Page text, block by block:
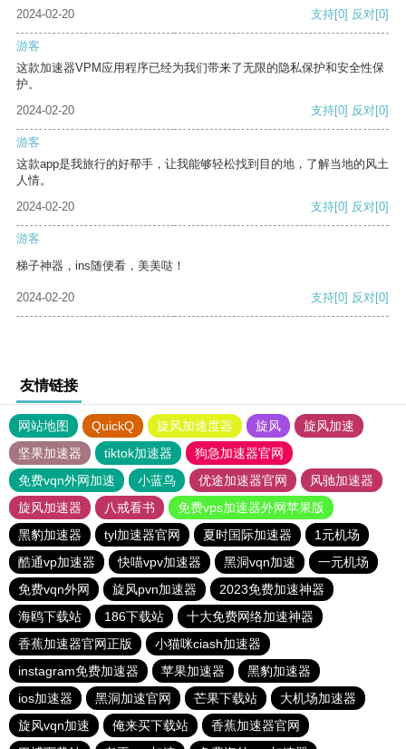
2024-02-20 支持[0] 反对[0]
游客
这款加速器VPM应用程序已经为我们带来了无限的隐私保护和安全性保
护。
2024-02-20
支持[0] 反对[0]
游客
这款app是我旅行的好帮手，让我能够轻松找到目的地，了解当地的风土
人情。
2024-02-20
支持[0] 反对[0]
游客
梯子神器，ins随便看，美美哒！
2024-02-20 支持[0] 反对[0]
友情链接
网站地图 QuickQ 旋风加速度器 旋风
旋风加速
坚果加速器
tiktok加速器
狗急加速器官网
免费vqn外网加速
小蓝鸟 优途加速器官网
风驰加速器
旋风加速器
八戒看书
免费vps加速器外网苹果版
黑豹加速器
tyl加速器官网 夏时国际加速器
1元机场
酷通vp加速器
快喵vpv加速器 黑洞vqn加速
一元机场
免费vqn外网
旋风pvn加速器
2023免费加速神器
海鸥下载站
186下载站
十大免费网络加速神器
香蕉加速器官网正版
小猫咪ciash加速器
instagram免费加速器
苹果加速器
黑豹加速器
ios加速器
黑洞加速官网 芒果下载站
大机场加速器
旋风vqn加速
俺来买下载站
香蕉加速器官网